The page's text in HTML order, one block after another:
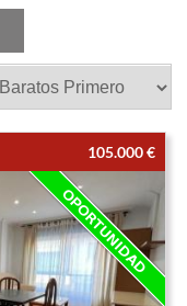
105.000 €